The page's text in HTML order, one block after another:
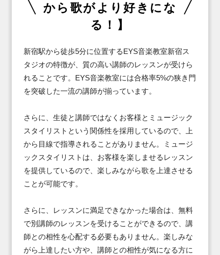
から歌がより好きにな
る！】
新宿駅から徒歩5分に位置するEYS音楽教室新宿ス
タジオの特徴が、質の高い講師のレッスンが受けら
れることです。EYS音楽教室には合格率5%の狭き門
を突破した一流の講師が揃っています。
さらに、生徒と講師ではなくお客様とミュージック
スタイリストという関係性を採用しているので、上
から目線で指導されることがありません。ミュージ
ックスタイリストは、お客様を楽しませるレッスン
を提供しているので、楽しみながら歌を上達させる
ことが可能です。
さらに、レッスンに満足できなかった場合は、無料
で別講師のレッスンを受けることができるので、講
師との相性を心配する必要もありません。楽しみな
がら上達したい方や、講師との相性が気になる方に